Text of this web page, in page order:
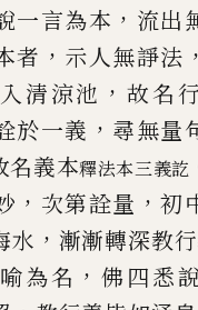
一言為本 ， 流出
者 ， 示人無諍法 ，
入清涼池 ， 故名
於一義 ， 尋無量
名義本釋法本三義訖
， 次第詮量 ，初
水 ， 漸漸轉深教
為名 ，佛四悉